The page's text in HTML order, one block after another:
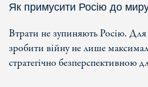
Як примусити Росію до
Втрати не зупиняють Росію.
зробити війну не лише
стратегічно безперспективною